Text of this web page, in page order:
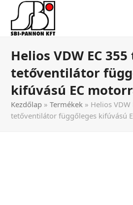
Helios VDW EC
tetőventilátor
kifúvású EC
Kezdőlap »Termékek » Helios VDW
tetőventilátor függőleges kifúvású